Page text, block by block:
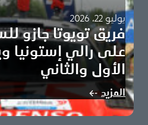
يوليو 22، 2026
فريق تويوتا جازو
على رالي إستونيا
الأول والثاني
سامي باجاري وماركو سالمينين
بطولة العالم للراليات على متن
المزيد